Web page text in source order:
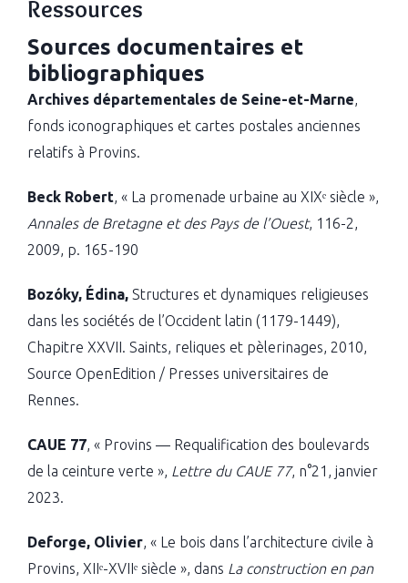
Ressources
Sources documentaires et
bibliographiques
Archives départementales de Seine-et-Marne,
fonds iconographiques et cartes postales anciennes
relatifs à Provins.
Beck Robert, « La promenade urbaine au XIXᵉ siècle »,
Annales de Bretagne et des Pays de l’Ouest, 116-2,
2009, p. 165-190
Bozóky, Édina, Structures et dynamiques religieuses
dans les sociétés de l’Occident latin (1179-1449),
Chapitre XXVII. Saints, reliques et pèlerinages, 2010,
Source OpenEdition / Presses universitaires de
Rennes.
CAUE 77, « Provins — Requalification des boulevards
de la ceinture verte », Lettre du CAUE 77, n°21, janvier
2023.
Deforge, Olivier, « Le bois dans l’architecture civile à
Provins, XIIᵉ-XVIIᵉ siècle », dans La construction en pan